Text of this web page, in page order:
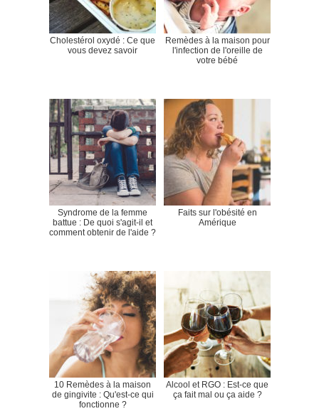
Cholestérol oxydé : Ce que
vous devez savoir
Remèdes à la maison pour
l'infection de l'oreille de
votre bébé
Syndrome de la femme
battue : De quoi s'agit-il et
comment obtenir de l'aide ?
Faits sur l'obésité en
Amérique
10 Remèdes à la maison
de gingivite : Qu'est-ce qui
fonctionne ?
Alcool et RGO : Est-ce que
ça fait mal ou ça aide ?